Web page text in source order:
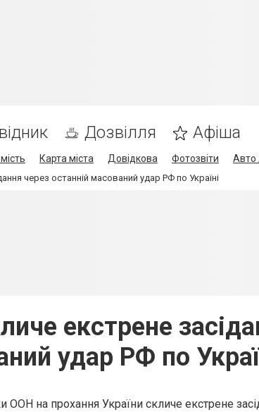
Дозвілля Афіша
Карта міста Довідкова Фотозвіти Авто
через останній масований удар РФ по Україні
екстрене
удар РФ по
ООН на прохання України скличе екстрене